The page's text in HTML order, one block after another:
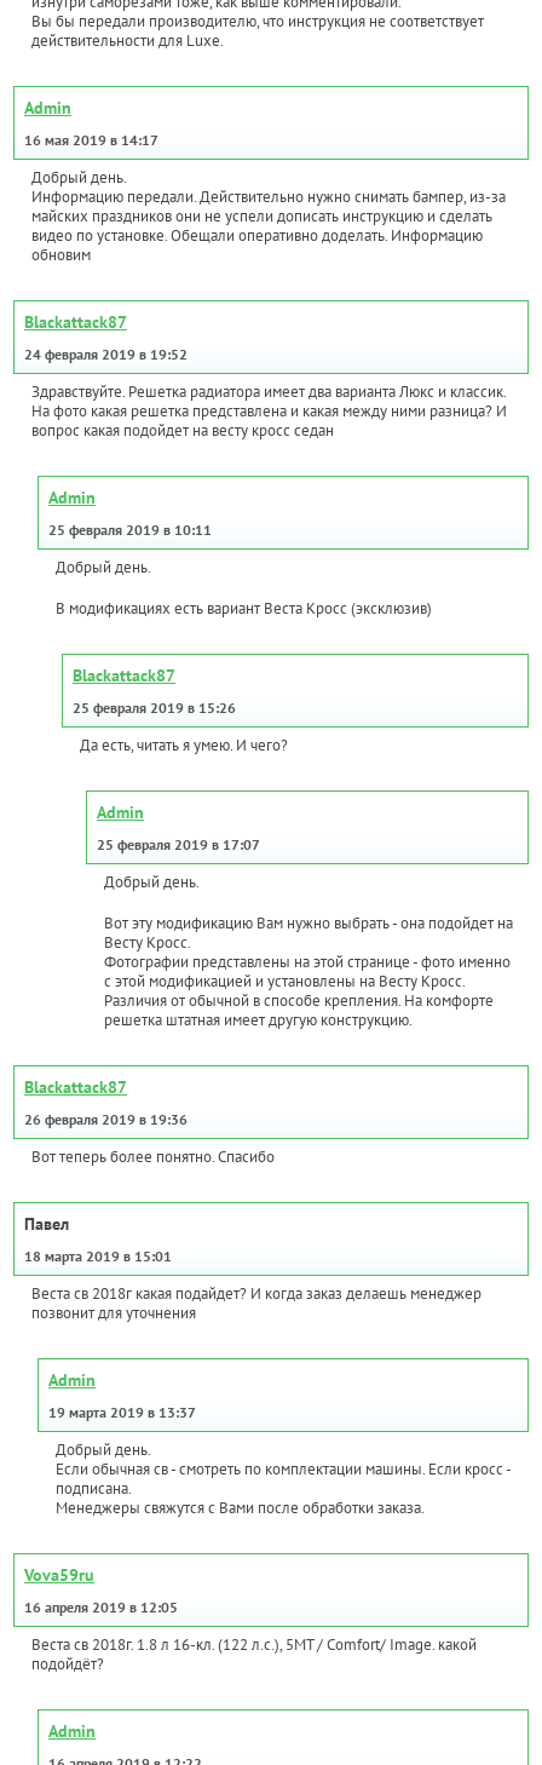
Вы бы передали производителю, что инструкция не соответствует
действительности для Luxe.
Admin
16 мая 2019 в 14:17
Добрый день.
Информацию передали. Действительно нужно снимать бампер, из-за
майских праздников они не успели дописать инструкцию и сделать
видео по установке. Обещали оперативно доделать. Информацию
обновим
Blackattack87
24 февраля 2019 в 19:52
Здравствуйте. Решетка радиатора имеет два варианта Люкс и классик.
На фото какая решетка представлена и какая между ними разница? И
вопрос какая подойдет на весту кросс седан
Admin
25 февраля 2019 в 10:11
Добрый день.
В модификациях есть вариант Веста Кросс (эксклюзив)
Blackattack87
25 февраля 2019 в 15:26
Да есть, читать я умею. И чего?
Admin
25 февраля 2019 в 17:07
Добрый день.
Вот эту модификацию Вам нужно выбрать - она подойдет на
Весту Кросс.
Фотографии представлены на этой странице - фото именно
с этой модификацией и установлены на Весту Кросс.
Различия от обычной в способе крепления. На комфорте
решетка штатная имеет другую конструкцию.
Blackattack87
26 февраля 2019 в 19:36
Вот теперь более понятно. Спасибо
Павел
18 марта 2019 в 15:01
Веста св 2018г какая подайдет? И когда заказ делаешь менеджер
позвонит для уточнения
Admin
19 марта 2019 в 13:37
Добрый день.
Если обычная св - смотреть по комплектации машины. Если кросс -
подписана.
Менеджеры свяжутся с Вами после обработки заказа.
Vova59ru
16 апреля 2019 в 12:05
Веста св 2018г. 1.8 л 16-кл. (122 л.с.), 5МТ / Comfort/ Image. какой
подойдёт?
Admin